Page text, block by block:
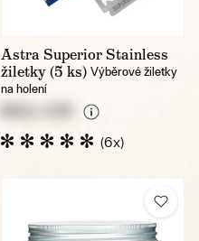
Astra Superior Stainless
žiletky (5 ks) Výběrové žiletky
na holení
(6x)